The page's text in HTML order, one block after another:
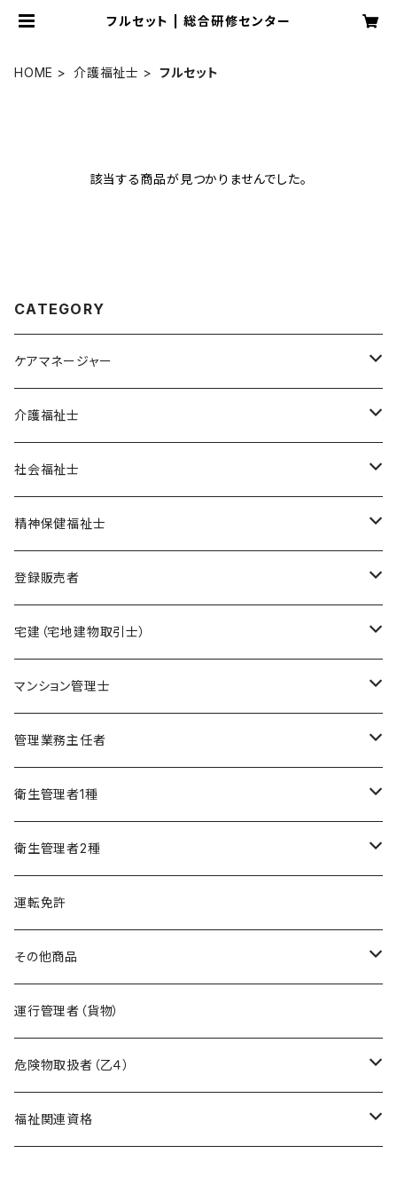
フルセット | 総合研修センター
HOME 介護福祉士 フルセット
該当する商品が見つかりませんでした。
CATEGORY
ケアマネージャー
オリジナル教材
ポイント集
暗記カード
模擬試験
基礎編
実力編
フルセット
ポイント集
暗記カード
ケアマネージャー
介護福祉士
社会福祉士
精神保健福祉士
介護福祉士
在宅模擬試験
オリジナル教材
フルセット
社会福祉士
オリジナル教材
模擬試験
フルセット
精神保健福祉士
オリジナル教材
模擬試験
フルセット
登録販売者
オリジナル教材
模擬試験
フルセット
宅建（宅地建物取引士）
オリジナル教材
模擬試験
フルセット
マンション管理士
オリジナル教材
模擬試験
フルセット
管理業務主任者
オリジナル教材
模擬試験
フルセット
衛生管理者1種
オリジナル教材
模擬試験
フルセット
衛生管理者2種
オリジナル教材
模擬試験
フルセット
運転免許
その他商品
暗記カード作成キット
運行管理者（貨物）
危険物取扱者（乙４）
在宅模擬試験
福祉関連資格